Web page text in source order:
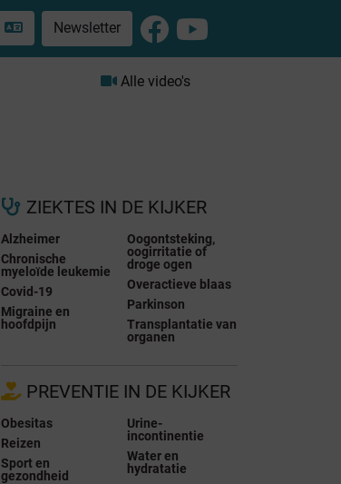
Newsletter
Alle video's
ZIEKTES IN DE KIJKER
Alzheimer
Chronische
myeloïde leukemie
Covid-19
Migraine en
hoofdpijn
Oogontsteking,
oogirritatie of
droge ogen
Overactieve blaas
Parkinson
Transplantatie van
organen
PREVENTIE IN DE KIJKER
Obesitas
Reizen
Sport en
gezondheid
Urine-
incontinentie
Water en
hydratatie